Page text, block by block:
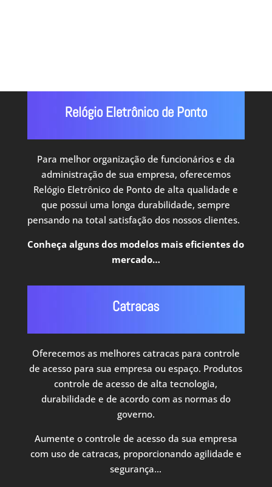
Relógio Eletrônico de Ponto
Para melhor organização de funcionários e da
administração de sua empresa, oferecemos
Relógio Eletrônico de Ponto de alta qualidade e
que possui uma longa durabilidade, sempre
pensando na total satisfação dos nossos clientes.
Conheça alguns dos modelos mais eficientes do
mercado…
Catracas
Oferecemos as melhores catracas para controle
de acesso para sua empresa ou espaço. Produtos
controle de acesso de alta tecnologia,
durabilidade e de acordo com as normas do
governo.
Aumente o controle de acesso da sua empresa
com uso de catracas, proporcionando agilidade e
segurança…